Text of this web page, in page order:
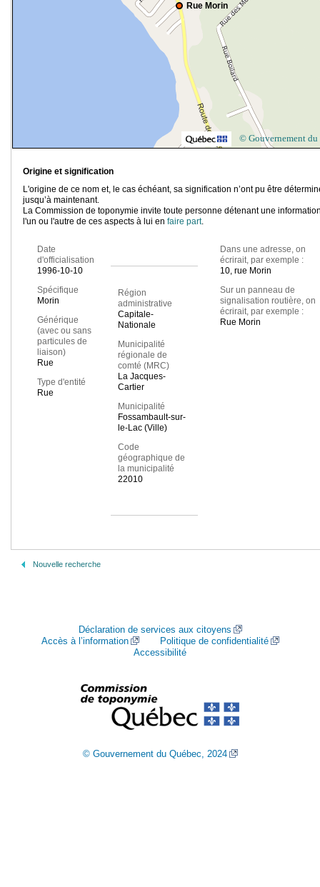
Rue Morin
© Gouvernement du
Origine et signification
L'origine de ce nom et, le cas échéant, sa signification n’ont pu être
jusqu’à maintenant.
La Commission de toponymie invite toute personne détenant une
l'un ou l'autre de ces aspects à lui en faire part.
Date
d'officialisation
1996-10-10
Spécifique
Morin
Générique
(avec ou sans
particules de
liaison)
Rue
Type d'entité
Rue
Région
administrative
Capitale-
Nationale
Municipalité
régionale de
comté (MRC)
La Jacques-
Cartier
Municipalité
Fossambault-sur-
le-Lac (Ville)
Code
géographique de
la municipalité
22010
Dans une adresse, on
écrirait, par exemple :
10, rue Morin
Sur un panneau de
signalisation routière, on
écrirait, par exemple :
Rue Morin
Nouvelle recherche
Déclaration de services aux citoyens
Accès à l’information
Politique de confidentialité
Accessibilité
© Gouvernement du Québec, 2024